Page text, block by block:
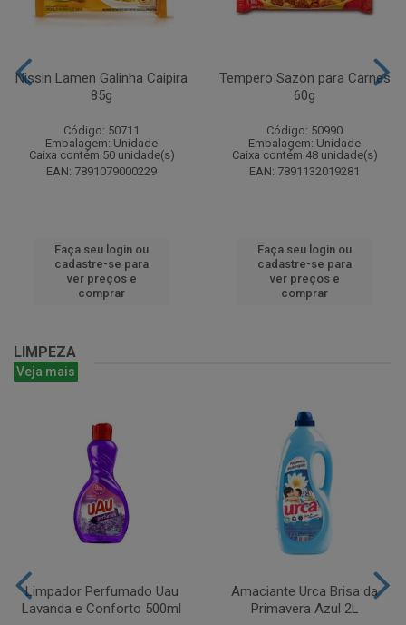
Nissin Lamen Galinha Caipira
85g
Código: 50711
Embalagem: Unidade
Caixa contém 50 unidade(s)
EAN: 7891079000229
Faça seu login ou
cadastre-se para
ver preços e
comprar
Tempero Sazon para Carnes
60g
Código: 50990
Embalagem: Unidade
Caixa contém 48 unidade(s)
EAN: 7891132019281
Faça seu login ou
cadastre-se para
ver preços e
comprar
LIMPEZA
Veja mais
Limpador Perfumado Uau
Lavanda e Conforto 500ml
Amaciante Urca Brisa da
Primavera Azul 2L